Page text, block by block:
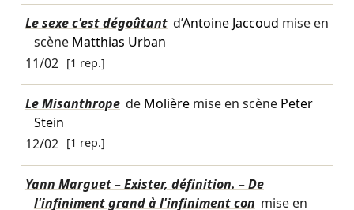
Le sexe c'est dégoûtant d’Antoine Jaccoud mise en
scène Matthias Urban
11/02 [1 rep.]
Le Misanthrope de Molièremise en scène Peter
Stein
12/02 [1 rep.]
Yann Marguet – Exister, définition. – De
l'infiniment grand à l'infiniment con mise en